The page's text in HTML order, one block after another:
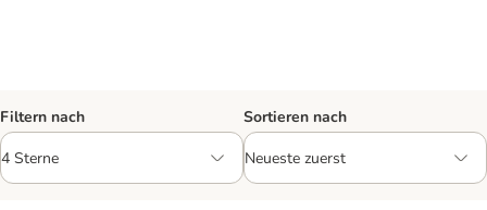
Filtern nach Sortieren nach